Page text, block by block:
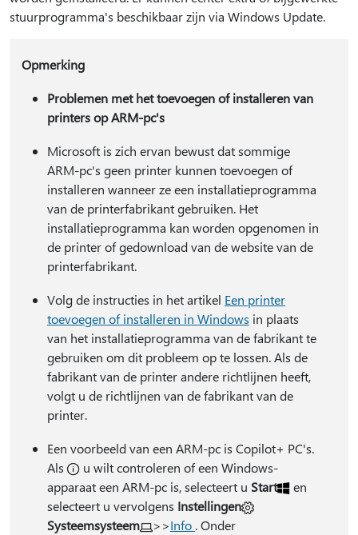
stuurprogramma's beschikbaar zijn via Windows Update.
Opmerking
Problemen met het toevoegen of installeren van
printers op ARM-pc's
Microsoft is zich ervan bewust dat sommige
ARM-pc's geen printer kunnen toevoegen of
installeren wanneer ze een installatieprogramma
van de printerfabrikant gebruiken. Het
installatieprogramma kan worden opgenomen in
de printer of gedownload van de website van de
printerfabrikant.
Volg de instructies in het artikel Een printer
toevoegen of installeren in Windows in plaats
van het installatieprogramma van de fabrikant te
gebruiken om dit probleem op te lossen. Als de
fabrikant van de printer andere richtlijnen heeft,
volgt u de richtlijnen van de fabrikant van de
printer.
Een voorbeeld van een ARM-pc is Copilot+ PC's.
Als
u wilt controleren of een Windows-
apparaat een ARM-pc is, selecteert u Start
en
selecteert u vervolgens Instellingen
Systeemsysteem
>>Info . Onder